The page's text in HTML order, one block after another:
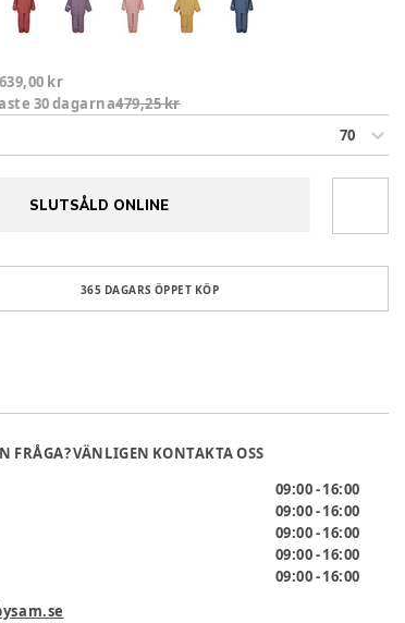
639,00 kr
30 dagarna479,25 kr
70
SLUTSÅLD ONLINE
365 DAGARS ÖPPET KÖP
FRÅGA? VÄNLIGEN KONTAKTA OSS
09:00 - 16:00
09:00 - 16:00
09:00 - 16:00
09:00 - 16:00
09:00 - 16:00